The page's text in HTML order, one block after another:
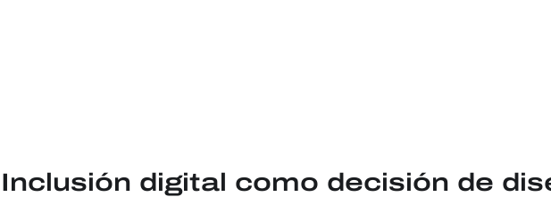
Inclusión digital como decisión de